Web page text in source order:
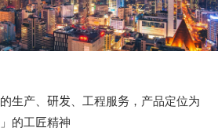
生产、研发、工程服务，产品定位为
的工匠精神